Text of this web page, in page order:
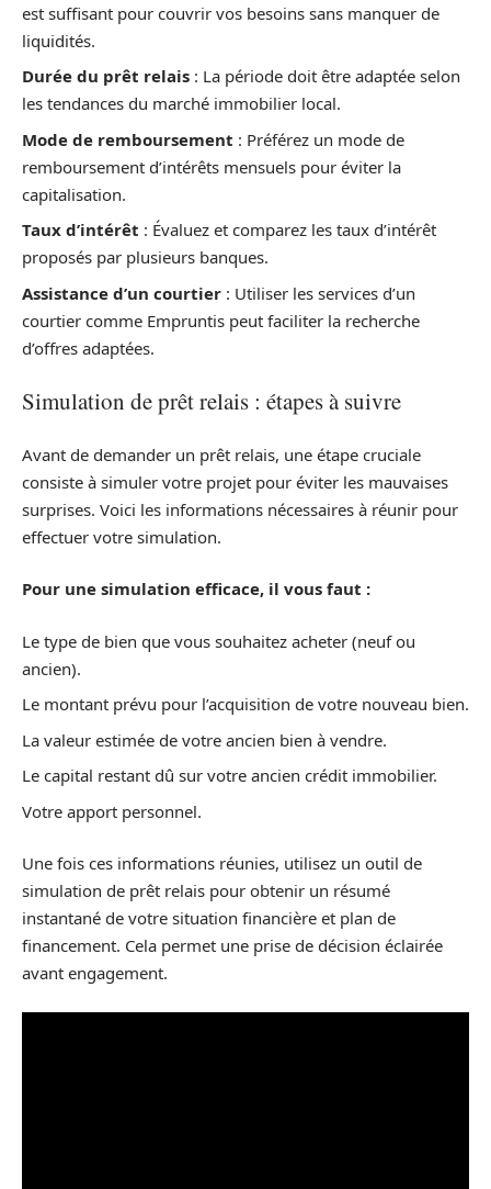
est suffisant pour couvrir vos besoins sans manquer de
liquidités.
Durée du prêt relais : La période doit être adaptée selon
les tendances du marché immobilier local.
Mode de remboursement : Préférez un mode de
remboursement d’intérêts mensuels pour éviter la
capitalisation.
Taux d’intérêt : Évaluez et comparez les taux d’intérêt
proposés par plusieurs banques.
Assistance d’un courtier : Utiliser les services d’un
courtier comme Empruntis peut faciliter la recherche
d’offres adaptées.
Simulation de prêt relais : étapes à suivre
Avant de demander un prêt relais, une étape cruciale
consiste à simuler votre projet pour éviter les mauvaises
surprises. Voici les informations nécessaires à réunir pour
effectuer votre simulation.
Pour une simulation efficace, il vous faut :
Le type de bien que vous souhaitez acheter (neuf ou
ancien).
Le montant prévu pour l’acquisition de votre nouveau bien.
La valeur estimée de votre ancien bien à vendre.
Le capital restant dû sur votre ancien crédit immobilier.
Votre apport personnel.
Une fois ces informations réunies, utilisez un outil de
simulation de prêt relais pour obtenir un résumé
instantané de votre situation financière et plan de
financement. Cela permet une prise de décision éclairée
avant engagement.